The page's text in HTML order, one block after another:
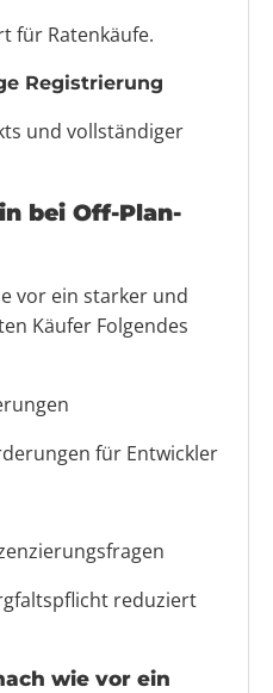
für Ratenkäufe.
Registrierung
und vollständiger
bei Off-Plan-
vor ein starker und
Käufer Folgendes
für Entwickler
reduziert
wie vor ein